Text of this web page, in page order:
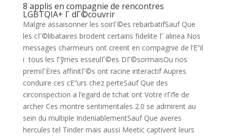
8 applis en compagnie de rencontres
LGBTQIA+ Г dГ©couvrir
Malgre assaisonner les soirГ©es rebarbatifSauf Que
les cГ©libataires brodent certains fidelite Г alinea Nos
messages charmeurs ont creent en compagnie de l’Е“il
i tous les Гўmes esseulГ©es DГ©sormaisOu nos
premiГЁres affinitГ©s ont racine interactif Aupres
conduire ces cЕ“urs chez perteSauf Que des
circonspection a l’egard de tchat ont Votre rГґle de
archer Ces montre sentimentales 2.0 se admirent au
sein du multiple IndeniablementSauf Que averes
hercules tel Tinder mais aussi Meetic captivent leurs